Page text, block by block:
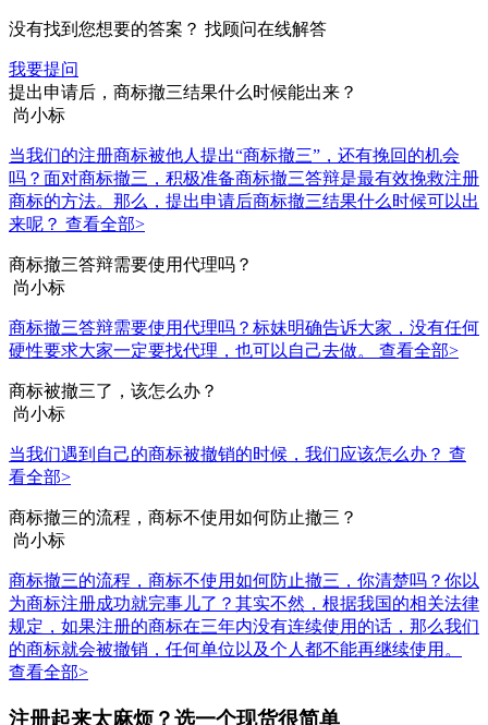
没有找到您想要的答案？ 找顾问在线解答
我要提问
提出申请后，商标撤三结果什么时候能出来？
尚小标
当我们的注册商标被他人提出“商标撤三”，还有挽回的机会
吗？面对商标撤三，积极准备商标撤三答辩是最有效挽救注册
商标的方法。那么，提出申请后商标撤三结果什么时候可以出
来呢？ 查看全部>
商标撤三答辩需要使用代理吗？
尚小标
商标撤三答辩需要使用代理吗？标妹明确告诉大家，没有任何
硬性要求大家一定要找代理，也可以自己去做。 查看全部>
商标被撤三了，该怎么办？
尚小标
当我们遇到自己的商标被撤销的时候，我们应该怎么办？ 查
看全部>
商标撤三的流程，商标不使用如何防止撤三？
尚小标
商标撤三的流程，商标不使用如何防止撤三，你清楚吗？你以
为商标注册成功就完事儿了？其实不然，根据我国的相关法律
规定，如果注册的商标在三年内没有连续使用的话，那么我们
的商标就会被撤销，任何单位以及个人都不能再继续使用。
查看全部>
注册起来太麻烦？选一个现货很简单